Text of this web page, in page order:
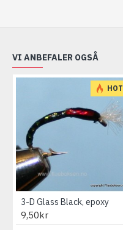
VI ANBEFALER OGSÅ
HOT
3-D Glass Black, epoxy
9,50kr